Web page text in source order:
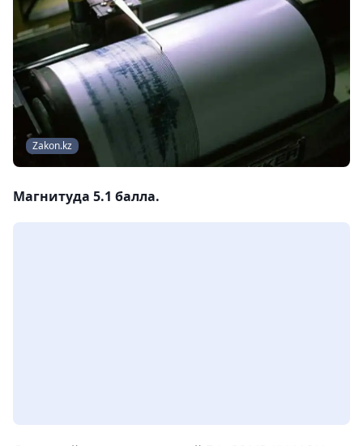
Zakon.kz
Магнитуда 5.1 балла.